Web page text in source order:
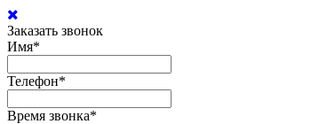
Заказать звонок
Имя*
Телефон*
Время звонка*